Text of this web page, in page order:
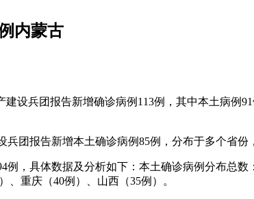
内蒙古
设兵团报告新增确诊病例113例，其中本土病例
团报告新增本土确诊病例85例，分布于多个省
例，具体数据及分析如下：本土确诊病例分布总
、重庆（40例）、山西（35例）。